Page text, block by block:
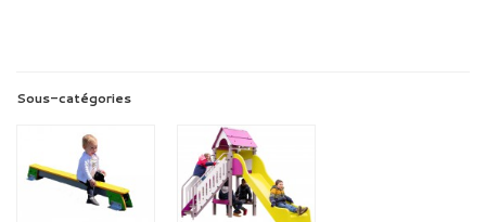
Sous-catégories